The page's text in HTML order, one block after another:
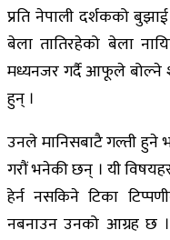
प्रति नेपाली दर्शकको
बेला तातिरहेको बेला
मध्यनजर गर्दै आफूले बोल्ने
हुन् ।
उनले मानिसबाटै गल्ती हुने
गरौं भनेकी छन् । यी
हेर्न नसकिने टिका
नबनाउन उनको आग्रह छ ।